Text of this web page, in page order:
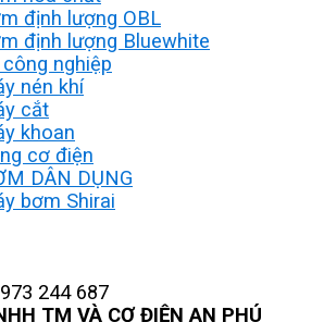
định lượng OBL
định lượng Bluewhite
nghiệp
nén khí
cắt
khoan
cơ điện
DÂN DỤNG
bơm Shirai
244 687
TM VÀ CƠ ĐIỆN AN PHÚ